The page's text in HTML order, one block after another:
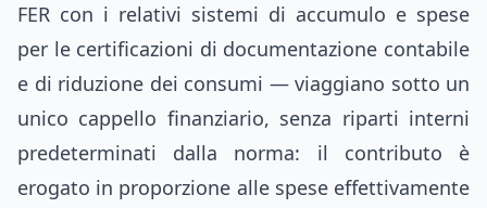
FER con i relativi sistemi di accumulo e spese
per le certificazioni di documentazione contabile
e di riduzione dei consumi — viaggiano sotto un
unico cappello finanziario, senza riparti interni
predeterminati dalla norma: il contributo è
erogato in proporzione alle spese effettivamente